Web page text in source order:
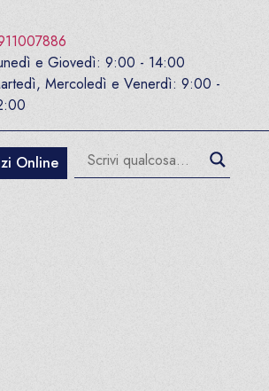
e Giovedì: 9:00 - 14:00
Mercoledì e Venerdì: 9:00 -
Online